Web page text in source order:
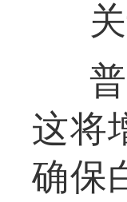
这将
确保